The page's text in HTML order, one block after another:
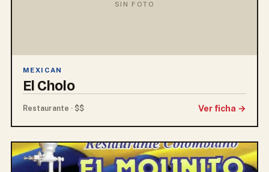
SIN FOTO
MEXICAN
El Cholo
Restaurante · $$ Ver ficha →